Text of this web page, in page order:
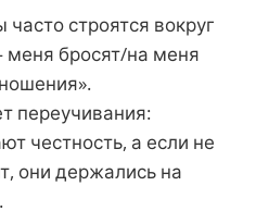
строятся вокруг
меня бросят/на меня
переучивания:
честность, а если не
они держались на